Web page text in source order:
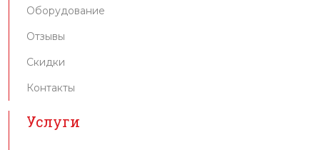
Оборудование
Отзывы
Скидки
Контакты
Услуги